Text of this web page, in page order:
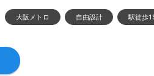
大阪メトロ 自由設計 駅徒歩